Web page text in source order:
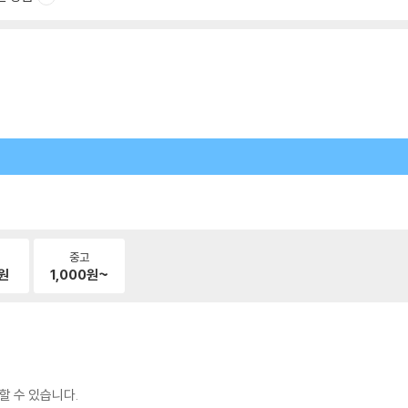
중고
1,000원~
수 있습니다.